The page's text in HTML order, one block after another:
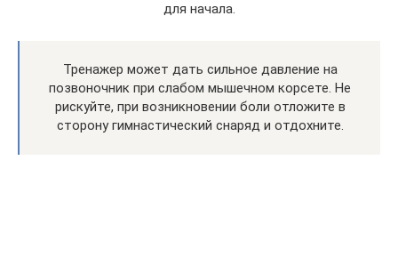
для начала.
Тренажер может дать сильное давление на
позвоночник при слабом мышечном корсете. Не
рискуйте, при возникновении боли отложите в
сторону гимнастический снаряд и отдохните.